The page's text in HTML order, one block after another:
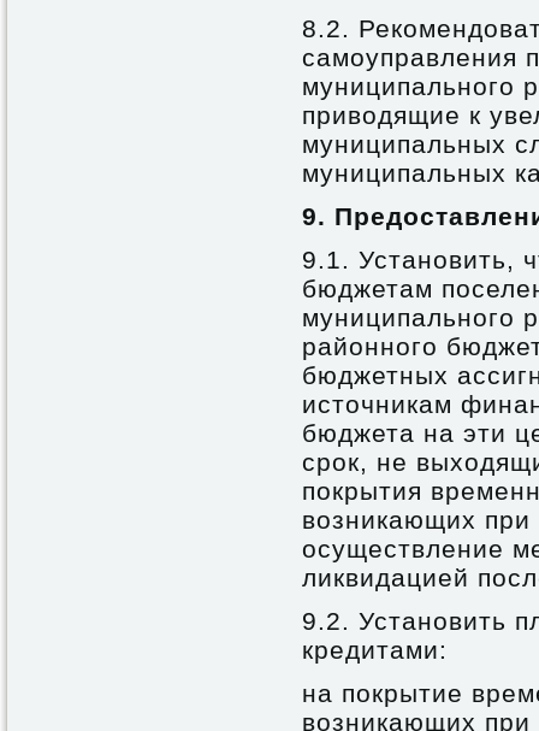
8.2.
самоуправления
муниципального
приводящие к
муниципальных
муниципальных
9.
9.1. Установить,
бюджетам
муниципального
районного
бюджетных
источникам
бюджета на эти
срок, не
покрытия
возникающих
осуществление
ликвидацией
9.2. Установить
кредитами:
на покрытие
возникающих